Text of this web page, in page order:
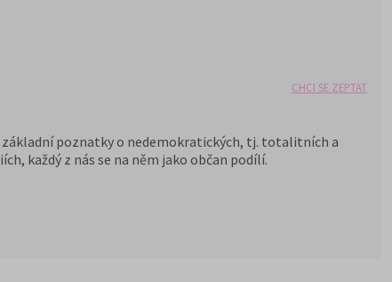
poznatky o nedemokratických, tj. totalitních a
každý z nás se na něm jako občan podílí.
CHCI SE ZEPTAT